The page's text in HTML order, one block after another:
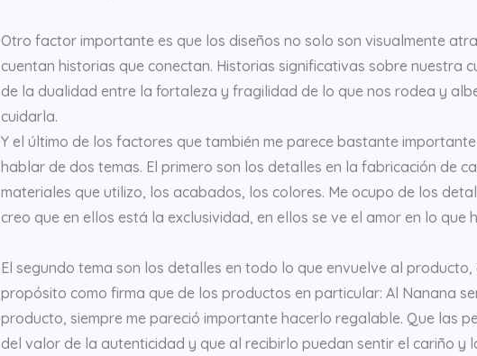
Otro factor importante es que los diseños no solo son visualmente
cuentan historias que conectan. Historias significativas sobre nuestra
de la dualidad entre la fortaleza y fragilidad de lo que nos rodea y
cuidarla.
Y el último de los factores que también me parece bastante
hablar de dos temas. El primero son los detalles en la fabricación de
materiales que utilizo, los acabados, los colores. Me ocupo de los
creo que en ellos está la exclusividad, en ellos se ve el amor en lo que
El segundo tema son los detalles en todo lo que envuelve al producto,
propósito como firma que de los productos en particular: Al Nanana
producto, siempre me pareció importante hacerlo regalable. Que las
del valor de la autenticidad y que al recibirlo puedan sentir el cariño y